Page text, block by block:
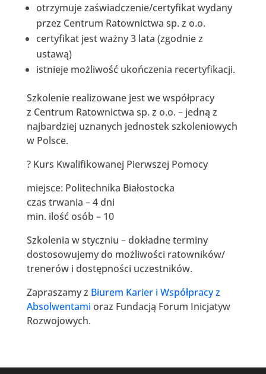
otrzymuje zaświadczenie/certyfikat wydany
przez Centrum Ratownictwa sp. z o.o.
certyfikat jest ważny 3 lata (zgodnie z
ustawą)
istnieje możliwość ukończenia recertyfikacji.
Szkolenie realizowane jest we współpracy
z Centrum Ratownictwa sp. z o.o. – jedną z
najbardziej uznanych jednostek szkoleniowych
w Polsce.
? Kurs Kwalifikowanej Pierwszej Pomocy
miejsce: Politechnika Białostocka
czas trwania – 4 dni
min. ilość osób – 10
Szkolenia w styczniu – dokładne terminy
dostosowujemy do możliwości ratowników/
trenerów i dostępności uczestników.
Zapraszamy z Biurem Karier i Współpracy z
Absolwentami oraz Fundacją Forum Inicjatyw
Rozwojowych.